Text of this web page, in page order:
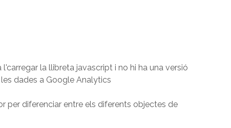
la llibreta javascript i no hi ha una versió
dades a Google Analytics
per diferenciar entre els diferents objectes de